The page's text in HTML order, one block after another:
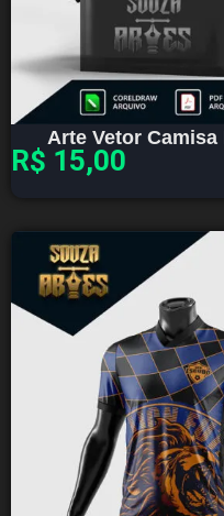
Arte Vetor
R$ 15,00